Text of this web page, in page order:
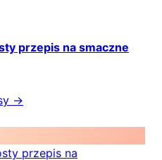
przepis na smaczne
→
przepis na